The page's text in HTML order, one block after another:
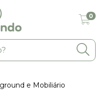
0
e Mobiliário